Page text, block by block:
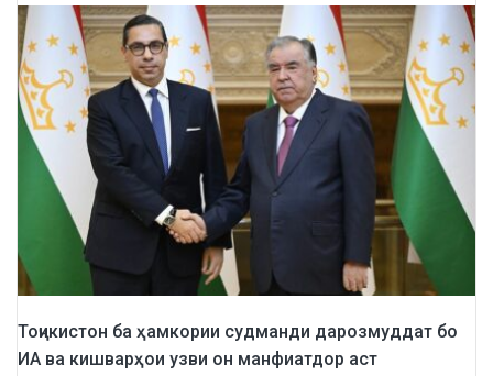
Тоҷикистон ба ҳамкории судманди дарозмуддат бо
ИА ва кишварҳои узви он манфиатдор аст